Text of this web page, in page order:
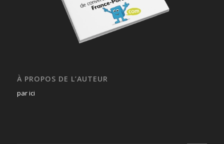
À PROPOS DE L’AUTEUR
par ici